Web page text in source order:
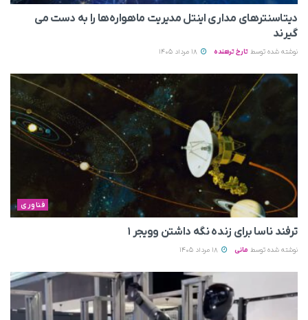
دیتاسنترهای مداری اینتل مدیریت ماهواره‌ها را به دست می‌
گیرند
نوشته شده توسط تارخ ترهنده
فناوری
ترفند ناسا برای زنده نگه داشتن وویجر ۱
نوشته شده توسط مانی